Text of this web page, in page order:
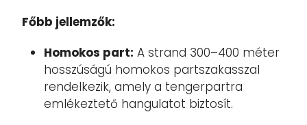
Főbb jellemzők:
Homokos part: A strand 300–400 méter
hosszúságú homokos partszakasszal
rendelkezik, amely a tengerpartra
emlékeztető hangulatot biztosít.